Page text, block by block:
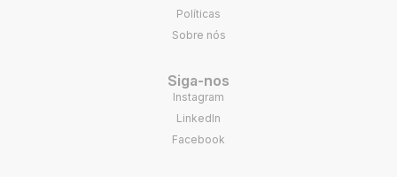
Políticas
Sobre nós
Siga-nos
Instagram
LinkedIn
Facebook